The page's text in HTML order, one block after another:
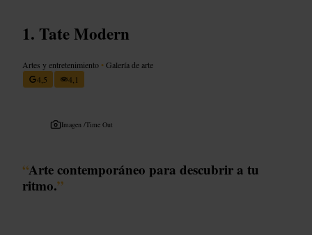
Tate Modern
Artes y entretenimiento •Galería de arte
4,5
4,1
Imagen /Time Out
“Arte contemporáneo para descubrir a tu
ritmo.”